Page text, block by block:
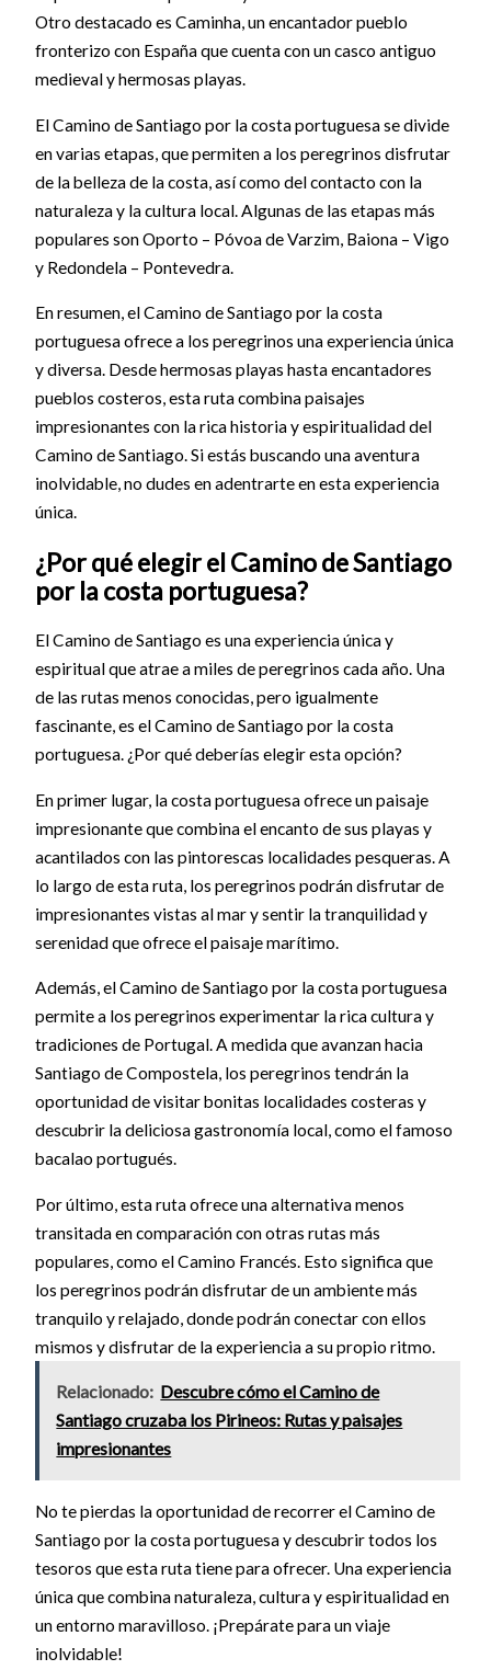
Otro destacado es Caminha, un encantador pueblo
fronterizo con España que cuenta con un casco antiguo
medieval y hermosas playas.
El Camino de Santiago por la costa portuguesa se divide
en varias etapas, que permiten a los peregrinos disfrutar
de la belleza de la costa, así como del contacto con la
naturaleza y la cultura local. Algunas de las etapas más
populares son Oporto – Póvoa de Varzim, Baiona – Vigo
y Redondela – Pontevedra.
En resumen, el Camino de Santiago por la costa
portuguesa ofrece a los peregrinos una experiencia única
y diversa. Desde hermosas playas hasta encantadores
pueblos costeros, esta ruta combina paisajes
impresionantes con la rica historia y espiritualidad del
Camino de Santiago. Si estás buscando una aventura
inolvidable, no dudes en adentrarte en esta experiencia
única.
¿Por qué elegir el Camino de Santiago
por la costa portuguesa?
El Camino de Santiago es una experiencia única y
espiritual que atrae a miles de peregrinos cada año. Una
de las rutas menos conocidas, pero igualmente
fascinante, es el Camino de Santiago por la costa
portuguesa. ¿Por qué deberías elegir esta opción?
En primer lugar, la costa portuguesa ofrece un paisaje
impresionante que combina el encanto de sus playas y
acantilados con las pintorescas localidades pesqueras. A
lo largo de esta ruta, los peregrinos podrán disfrutar de
impresionantes vistas al mar y sentir la tranquilidad y
serenidad que ofrece el paisaje marítimo.
Además, el Camino de Santiago por la costa portuguesa
permite a los peregrinos experimentar la rica cultura y
tradiciones de Portugal. A medida que avanzan hacia
Santiago de Compostela, los peregrinos tendrán la
oportunidad de visitar bonitas localidades costeras y
descubrir la deliciosa gastronomía local, como el famoso
bacalao portugués.
Por último, esta ruta ofrece una alternativa menos
transitada en comparación con otras rutas más
populares, como el Camino Francés. Esto significa que
los peregrinos podrán disfrutar de un ambiente más
tranquilo y relajado, donde podrán conectar con ellos
mismos y disfrutar de la experiencia a su propio ritmo.
Relacionado: Descubre cómo el Camino de
Santiago cruzaba los Pirineos: Rutas y paisajes
impresionantes
No te pierdas la oportunidad de recorrer el Camino de
Santiago por la costa portuguesa y descubrir todos los
tesoros que esta ruta tiene para ofrecer. Una experiencia
única que combina naturaleza, cultura y espiritualidad en
un entorno maravilloso. ¡Prepárate para un viaje
inolvidable!